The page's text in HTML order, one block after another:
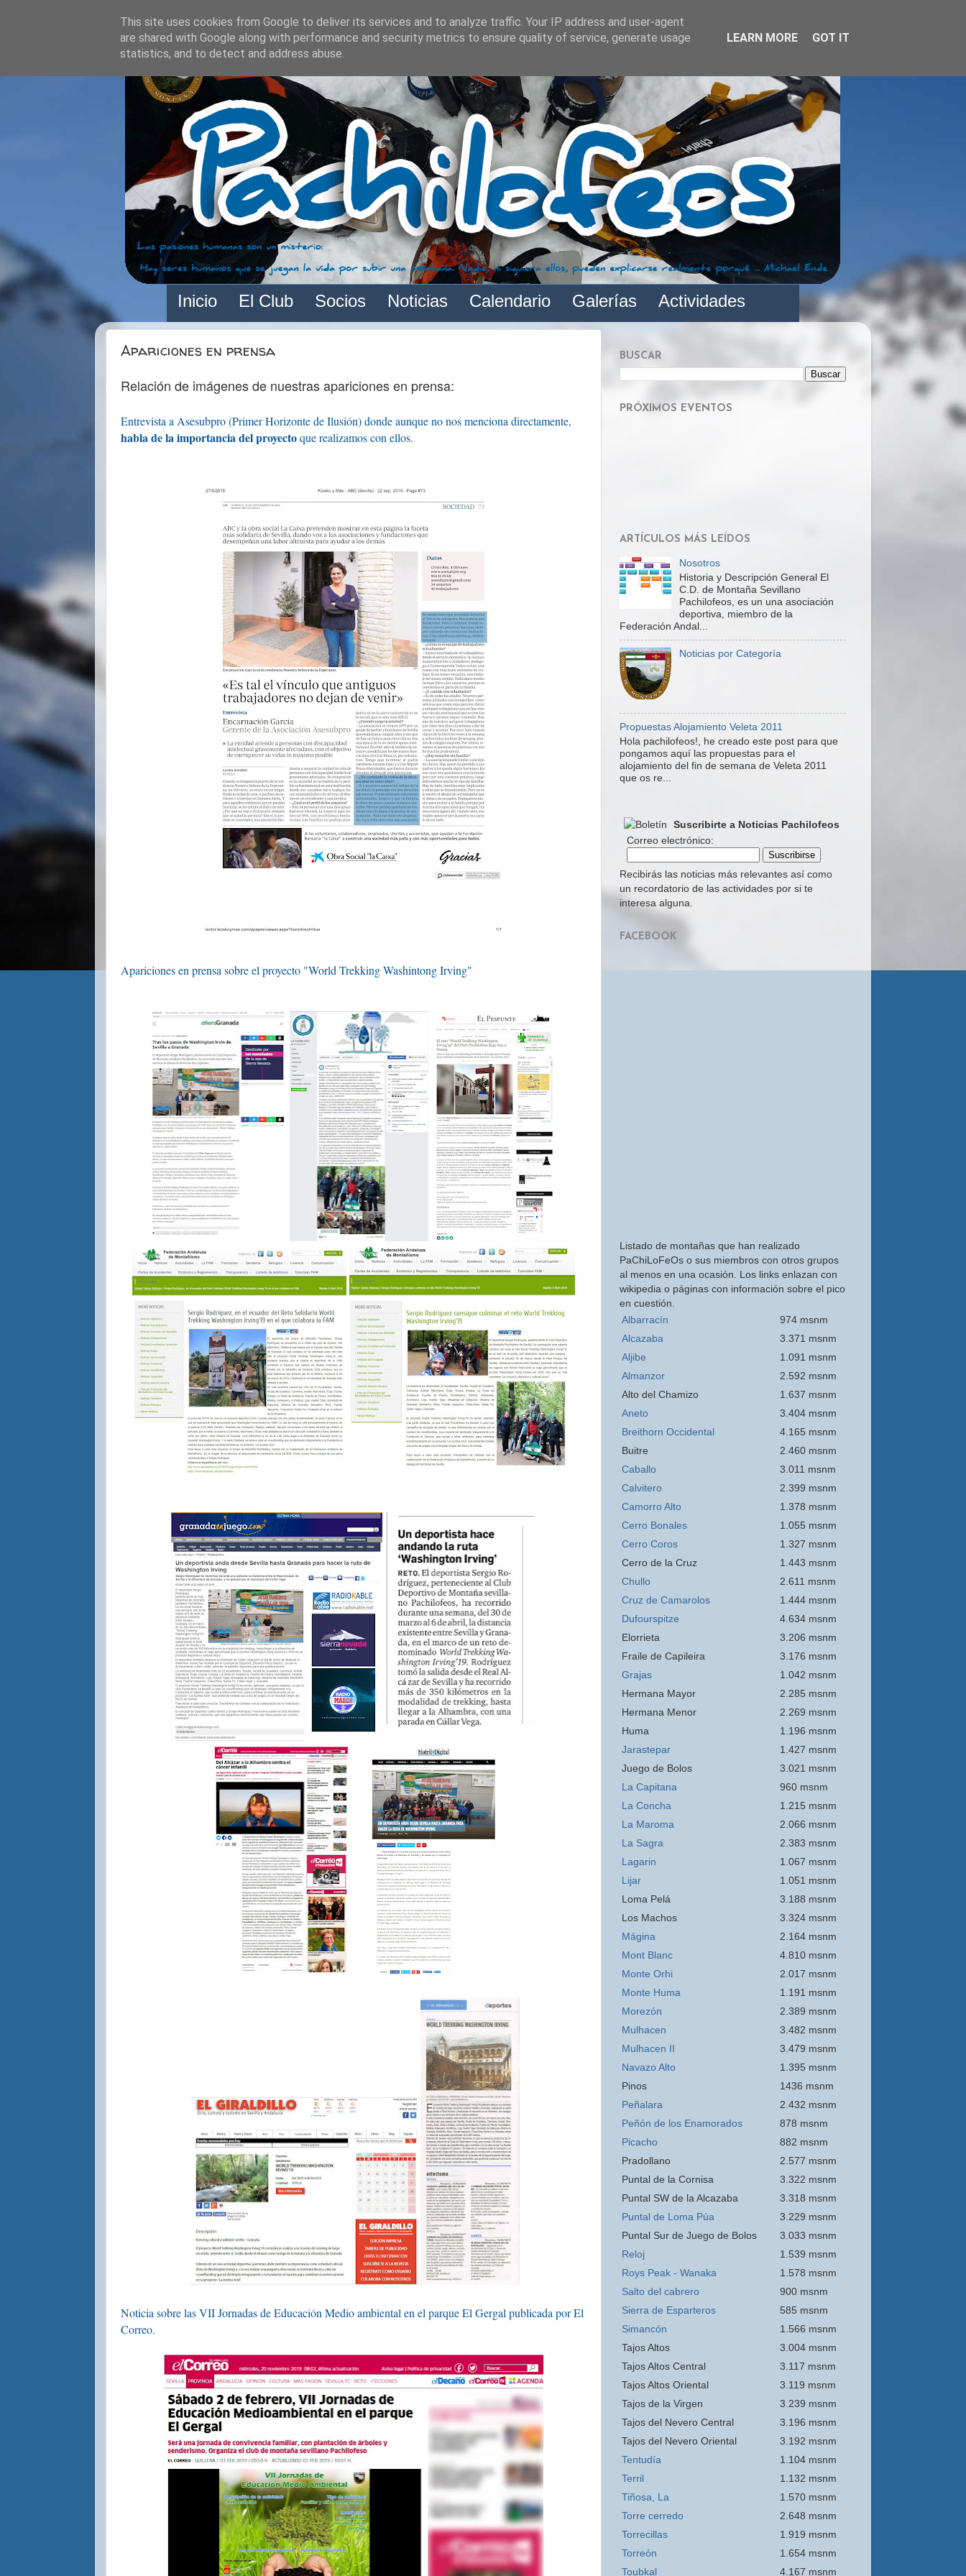
Inicio El Club Socios Noticias Calendario Galerías Actividades
Apariciones en prensa
Relación de imágenes de nuestras apariciones en prensa:
Entrevista a Asesubpro (Primer Horizonte de Ilusión) donde aunque no nos menciona directamente,
habla de la importancia del proyectoque realizamos con ellos.
Apariciones en prensa sobre el proyecto "World Trekking Washintong Irving"
Noticia sobre las VII Jornadas de Educación Medio ambiental en el parque El Gergal publicada por El
Correo.
BUSCAR
PRÓXIMOS EVENTOS
ARTÍCULOS MÁS LEÍDOS
Nosotros
Historia y Descripción General El
C.D. de Montaña Sevillano
Pachilofeos, es un una asociación
deportiva, miembro de la
Federación Andal...
Noticias por Categoría
Propuestas Alojamiento Veleta 2011
Hola pachilofeos!, he creado este post para que
pongamos aquí las propuestas para el
alojamiento del fin de semana de Veleta 2011
que os re...
Suscribirte a Noticias Pachilofeos
Correo electrónico:
Recibirás las noticias más relevantes así como
un recordatorio de las actividades por si te
interesa alguna.
FACEBOOK
Listado de montañas que han realizado
PaChiLoFeOs o sus miembros con otros grupos
al menos en una ocasión. Los links enlazan con
wikipedia o páginas con información sobre el pico
en cuestión.
Albarracín
974 msnm
Alcazaba
3.371 msnm
Aljibe
1.091 msnm
Almanzor
2.592 msnm
Alto del Chamizo
1.637 msnm
Aneto
3.404 msnm
Breithorn Occidental
4.165 msnm
Buitre
2.460 msnm
Caballo
3.011 msnm
Calvitero
2.399 msnm
CamorroAlto
1.378 msnm
Cerro Bonales
1.055 msnm
Cerro Coros
1.327 msnm
Cerro de la Cruz
1.443 msnm
Chullo
2.611 msnm
Cruz de Camarolos
1.444 msnm
Dufourspitze
4.634 msnm
Elorrieta
3.206 msnm
Fraile de Capileira
3.176 msnm
Grajas
1.042 msnm
Hermana Mayor
2.285 msnm
Hermana Menor
2.269 msnm
Huma
1.196 msnm
Jarastepar
1.427 msnm
Juego de Bolos
3.021 msnm
La Capitana
960 msnm
La Concha
1.215 msnm
La Maroma
2.066 msnm
La Sagra
2.383 msnm
Lagarin
1.067 msnm
Lijar
1.051 msnm
Loma Pelá
3.188 msnm
Los Machos
3.324 msnm
Mágina
2.164 msnm
Mont Blanc
4.810 msnm
Monte Orhi
2.017 msnm
Monte Huma
1.191 msnm
Morezón
2.389 msnm
Mulhacen
3.482 msnm
Mulhacen II
3.479 msnm
Navazo Alto
1.395 msnm
Pinos
1436 msnm
Peñalara
2.432 msnm
Peñón de los Enamorados
878 msnm
Picacho
882 msnm
Pradollano
2.577 msnm
Puntal de la Cornisa
3.322 msnm
Puntal SW de la Alcazaba
3.318 msnm
Puntal de Loma Púa
3.229 msnm
Puntal Sur de Juego de Bolos
3.033 msnm
Reloj
1.539 msnm
Roys Peak - Wanaka
1.578 msnm
Salto del cabrero
900 msnm
Sierra de Esparteros
585 msnm
Simancón
1.566 msnm
Tajos Altos
3.004 msnm
Tajos Altos Central
3.117 msnm
Tajos Altos Oriental
3.119 msnm
Tajos de la Virgen
3.239 msnm
Tajos del Nevero Central
3.196 msnm
Tajos del Nevero Oriental
3.192 msnm
Tentudía
1.104 msnm
Terril
1.132 msnm
Tiñosa, La
1.570 msnm
Torre cerredo
2.648 msnm
Torrecillas
1.919 msnm
Torreón
1.654 msnm
Toubkal
4.167 msnm
This site uses cookies from Google to deliver its services and to analyze traffic. Your IP address and user-agent
are shared with Google along with performance and security metrics to ensure quality of service, generate usage
statistics, and to detect and address abuse.
LEARN MORE GOT IT